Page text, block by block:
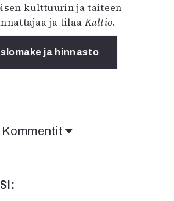
kulttuurin ja taiteen
ja tilaa Kaltio.
ja hinnasto
Kommentit